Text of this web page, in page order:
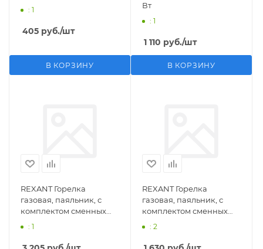
: 1
405 руб./шт
В КОРЗИНУ
Вт
: 1
1 110 руб./шт
В КОРЗИНУ
REXANT Горелка
газовая, паяльник, с
комплектом сменных
насадок, 11 предметов
: 1
REXANT Горелка
газовая, паяльник, с
комплектом сменных
насадок, 3 предмета
: 2